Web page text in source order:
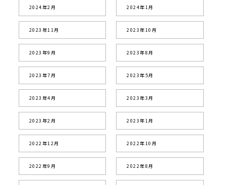
2024年2月 2024年1月
2023年11月 2023年10月
2023年9月 2023年8月
2023年7月 2023年5月
2023年4月 2023年3月
2023年2月 2023年1月
2022年12月 2022年10月
2022年9月 2022年8月